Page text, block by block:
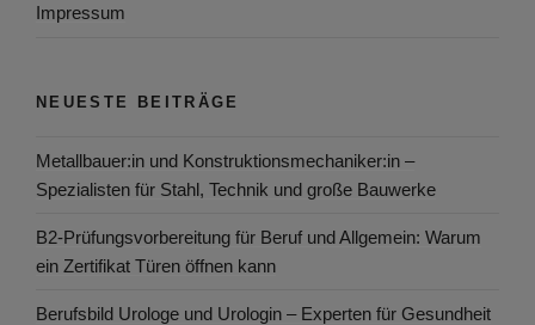
Impressum
NEUESTE BEITRÄGE
Metallbauer:in und Konstruktionsmechaniker:in –
Spezialisten für Stahl, Technik und große Bauwerke
B2-Prüfungsvorbereitung für Beruf und Allgemein: Warum
ein Zertifikat Türen öffnen kann
Berufsbild Urologe und Urologin – Experten für Gesundheit